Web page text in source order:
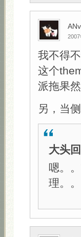
我不得
这个
派拖果
另，当
大头
嗯。
理。。